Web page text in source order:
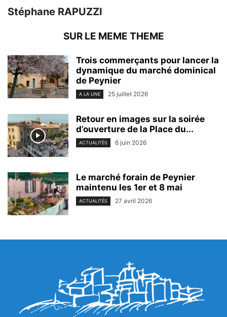
Stéphane RAPUZZI
SUR LE MEME THEME
Trois commerçants pour lancer la
dynamique du marché dominical
de Peynier
A LA UNE 25 juillet 2026
Retour en images sur la soirée
d’ouverture de la Place du...
ACTUALITÉS 6 juin 2026
Le marché forain de Peynier
maintenu les 1er et 8 mai
ACTUALITÉS 27 avril 2026